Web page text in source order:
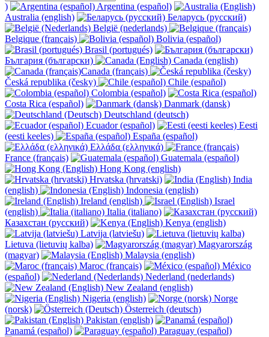
)
Argentina (español)
Australia (english)
Беларусь (русский)
België (nederlands)
Belgique (français)
Bolivia (español)
Brasil (portugués)
България (български)
Canada (english)
Canada (français)
Česká republika (česky)
Chile (español)
Colombia (español)
Costa Rica (español)
Danmark (dansk)
Deutschland (deutsch)
Ecuador (español)
Eesti
(eesti keeles)
España (español)
Ελλάδα (ελληνικά)
France (français)
Guatemala (español)
Hong Kong (english)
Hrvatska (hrvatski)
India
(english)
Indonesia (english)
Ireland (english)
Israel
(english)
Italia (italiano)
Казахстан (русский)
Kenya (english)
Latvija (latviešu)
Lietuva (lietuvių kalba)
Magyarország
(magyar)
Malaysia (english)
Maroc (français)
México
(español)
Nederland (nederlands)
New Zealand (english)
Nigeria (english)
Norge
(norsk)
Österreich (deutsch)
Pakistan (english)
Panamá (español)
Paraguay (español)